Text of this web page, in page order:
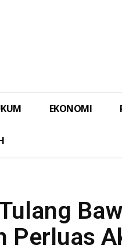
EKONOMI
Perluas